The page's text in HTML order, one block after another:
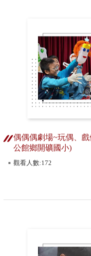
偶偶偶劇場~玩偶、
公館鄉開礦國小)
觀看人數:172